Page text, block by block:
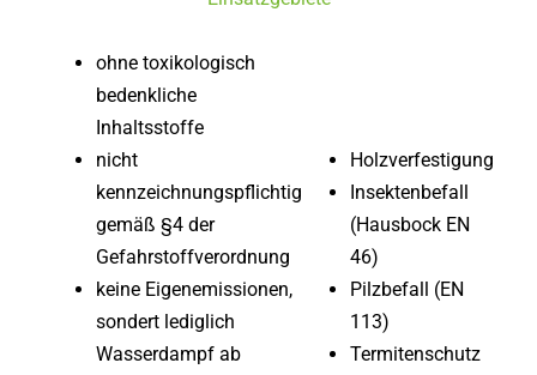
ohne toxikologisch
bedenkliche
Inhaltsstoffe
nicht
kennzeichnungspflichtig
gemäß §4 der
Gefahrstoffverordnung
keine Eigenemissionen,
sondert lediglich
Wasserdampf ab
Holzverfestigung
Insektenbefall
(Hausbock EN
46)
Pilzbefall (EN
113)
Termitenschutz